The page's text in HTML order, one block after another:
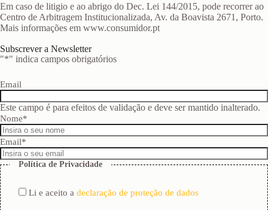
Em caso de litigio e ao abrigo do Dec. Lei 144/2015, pode recorrer ao
Centro de Arbitragem Institucionalizada, Av. da Boavista 2671, Porto.
Mais informações em www.consumidor.pt
Subscrever a Newsletter
"*" indica campos obrigatórios
Email
Este campo é para efeitos de validação e deve ser mantido inalterado.
Nome*
Email*
Política de Privacidade
Li e aceito a declaração de proteção de dados